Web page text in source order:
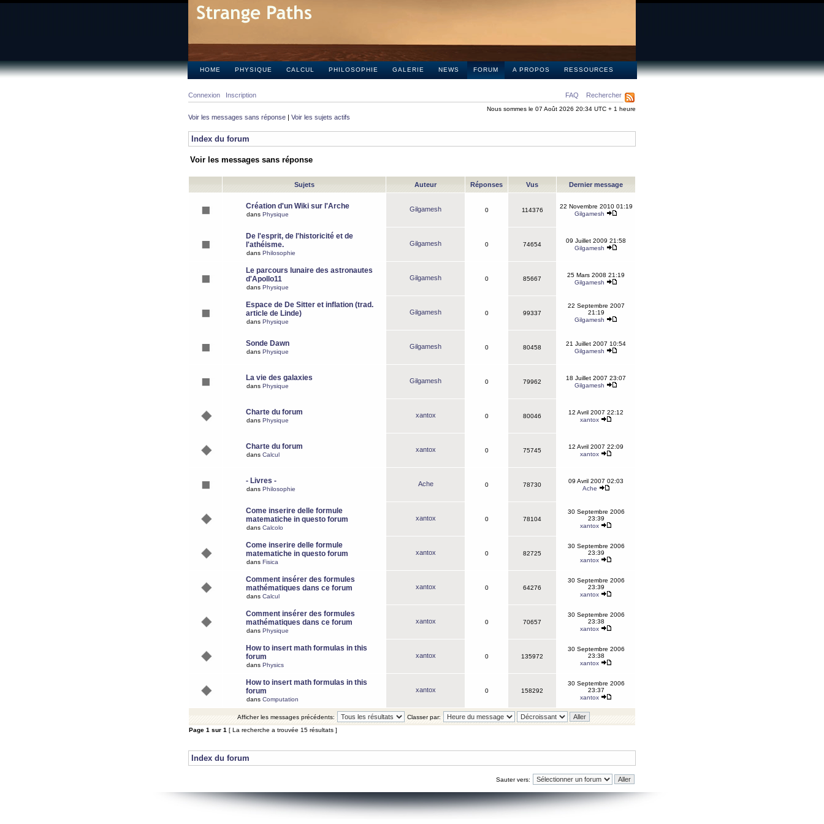
HOME PHYSIQUE CALCUL PHILOSOPHIE GALERIE NEWS FORUM A PROPOS RESSOURCES
FAQ Rechercher
Connexion Inscription
Nous sommes le 07 Août 2026 20:34 UTC + 1 heure
Voir les messages sans réponse | Voir les sujets actifs
Index du forum
Voir les messages sans réponse
Sujets Auteur Réponses Vus Dernier message
Création d'un Wiki sur l'Arche
dans Physique
Gilgamesh 0 114376
22 Novembre 2010 01:19
Gilgamesh
De l'esprit, de l'historicité et de
l'athéisme.
dans Philosophie
Gilgamesh 0 74654
09 Juillet 2009 21:58
Gilgamesh
Le parcours lunaire des astronautes
d'Apollo11
dans Physique
Gilgamesh 0 85667
25 Mars 2008 21:19
Gilgamesh
Espace de De Sitter et inflation (trad.
article de Linde)
dans Physique
Gilgamesh 0 99337
22 Septembre 2007
21:19
Gilgamesh
Sonde Dawn
dans Physique
Gilgamesh 0 80458
21 Juillet 2007 10:54
Gilgamesh
La vie des galaxies
dans Physique
Gilgamesh 0 79962
18 Juillet 2007 23:07
Gilgamesh
Charte du forum
dans Physique
xantox 0 80046
12 Avril 2007 22:12
xantox
Charte du forum
dans Calcul
xantox 0 75745
12 Avril 2007 22:09
xantox
- Livres -
dans Philosophie
Ache 0 78730
09 Avril 2007 02:03
Ache
Come inserire delle formule
matematiche in questo forum
dans Calcolo
xantox 0 78104
30 Septembre 2006
23:39
xantox
Come inserire delle formule
matematiche in questo forum
dans Fisica
xantox 0 82725
30 Septembre 2006
23:39
xantox
Comment insérer des formules
mathématiques dans ce forum
dans Calcul
xantox 0 64276
30 Septembre 2006
23:39
xantox
Comment insérer des formules
mathématiques dans ce forum
dans Physique
xantox 0 70657
30 Septembre 2006
23:38
xantox
How to insert math formulas in this
forum
dans Physics
xantox 0 135972
30 Septembre 2006
23:38
xantox
How to insert math formulas in this
forum
dans Computation
xantox 0 158292
30 Septembre 2006
23:37
xantox
Afficher les messages précédents:
Classer par:
Page 1 sur 1 [ La recherche a trouvée 15 résultats ]
Index du forum
Sauter vers: